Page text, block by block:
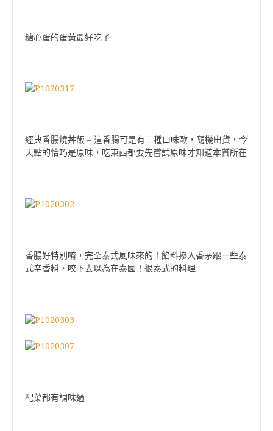
糖心蛋的蛋黃最好吃了
經典香腸燒丼飯 – 這香腸可是有三種口味歐，隨機出貨，今
天點的恰巧是原味，吃東西都要先嘗試原味才知道本質所在
香腸好特別唷，完全泰式風味來的！餡料摻入香茅跟一些泰
式辛香料，咬下去以為在泰國！很泰式的料理
配菜都有調味過